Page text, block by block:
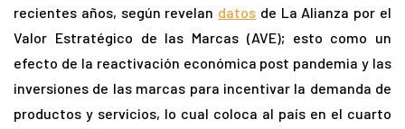
recientes años, según revelan datos de La Alianza por el
Valor Estratégico de las Marcas (AVE); esto como un
efecto de la reactivación económica post pandemia y las
inversiones de las marcas para incentivar la demanda de
productos y servicios, lo cual coloca al país en el cuarto